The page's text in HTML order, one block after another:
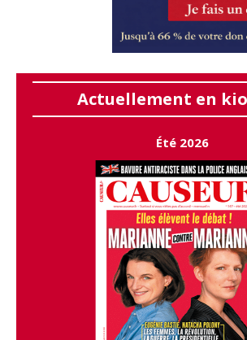
Actuellement en
Été 2026